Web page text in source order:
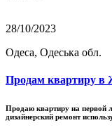
28/10/2023
Одеса, Одеська обл.
Продам квартиру
Продаю квартиру на первой
дизайнерский ремонт